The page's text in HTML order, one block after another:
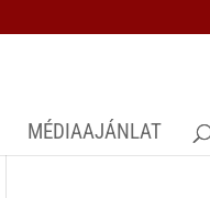
MÉDIAAJÁNLAT